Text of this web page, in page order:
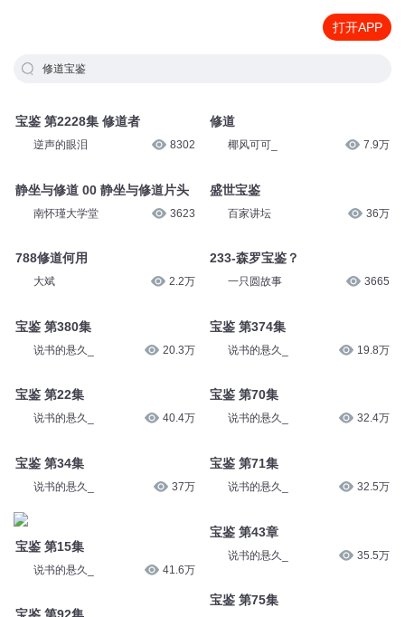
打开APP
修道宝鉴
宝鉴 第2228集 修道者
逆声的眼泪 8302
静坐与修道 00 静坐与修道片头
南怀瑾大学堂 3623
788修道何用
大斌 2.2万
宝鉴 第380集
说书的悬久_ 20.3万
宝鉴 第22集
说书的悬久_ 40.4万
宝鉴 第34集
说书的悬久_ 37万
宝鉴 第15集
说书的悬久_ 41.6万
修道
椰风可可_ 7.9万
盛世宝鉴
百家讲坛 36万
233-森罗宝鉴？
一只圆故事 3665
宝鉴 第374集
说书的悬久_ 19.8万
宝鉴 第70集
说书的悬久_ 32.4万
宝鉴 第71集
说书的悬久_ 32.5万
宝鉴 第43章
说书的悬久_ 35.5万
宝鉴 第75集